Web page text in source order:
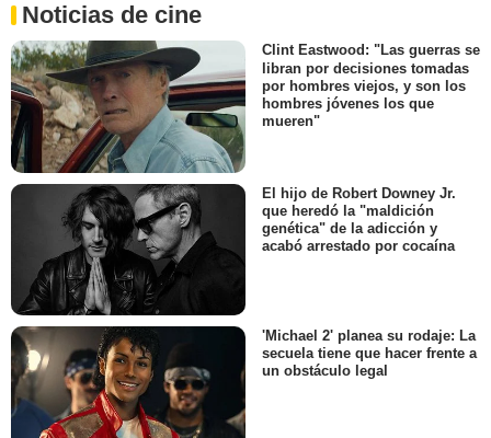
Noticias de cine
Clint Eastwood: "Las guerras se
libran por decisiones tomadas
por hombres viejos, y son los
hombres jóvenes los que
mueren"
El hijo de Robert Downey Jr.
que heredó la "maldición
genética" de la adicción y
acabó arrestado por cocaína
'Michael 2' planea su rodaje: La
secuela tiene que hacer frente a
un obstáculo legal